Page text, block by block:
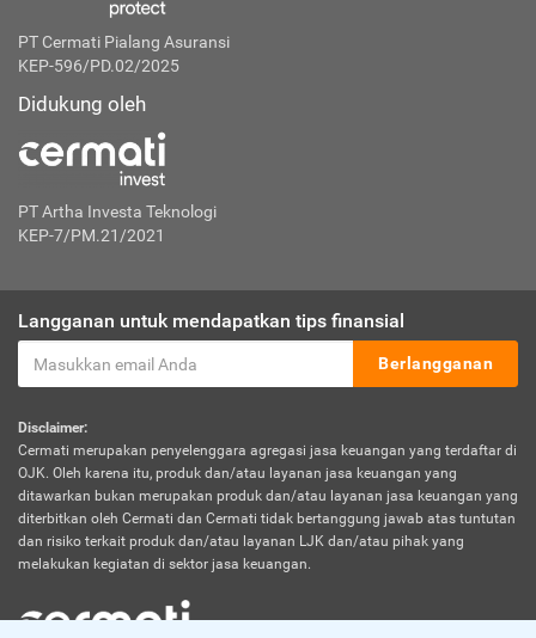
PT Cermati Pialang Asuransi
KEP-596/PD.02/2025
Didukung oleh
PT Artha Investa Teknologi
KEP-7/PM.21/2021
Langganan untuk mendapatkan tips finansial
Berlangganan
Disclaimer:
Cermati merupakan penyelenggara agregasi jasa keuangan yang terdaftar di
OJK. Oleh karena itu, produk dan/atau layanan jasa keuangan yang
ditawarkan bukan merupakan produk dan/atau layanan jasa keuangan yang
diterbitkan oleh Cermati dan Cermati tidak bertanggung jawab atas tuntutan
dan risiko terkait produk dan/atau layanan LJK dan/atau pihak yang
melakukan kegiatan di sektor jasa keuangan.